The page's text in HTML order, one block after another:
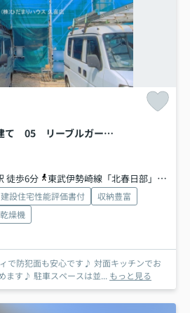
宮代町川端 新築一戸建て 05 リーブルガーデン
徒歩6分
東武伊勢崎線「北春日部」駅 徒歩27分
建設住宅性能評価書付
収納豊富
燥機
安心です♪ 対面キッチンでお
料理中も家族と会話を楽しめます♪ 駐車スペースは並... もっと見る